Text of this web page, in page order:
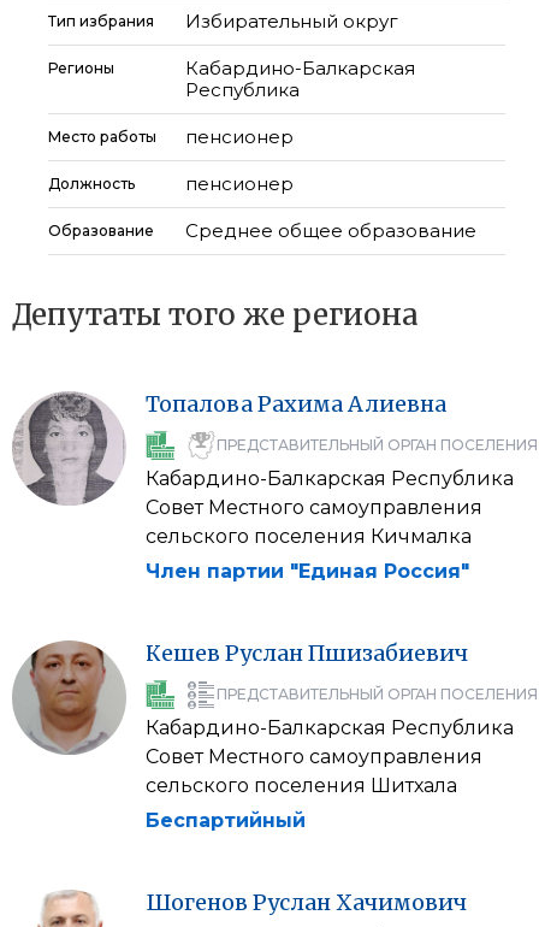
Тип избрания Избирательный округ
Регионы
Кабардино-Балкарская
Республика
Место работы пенсионер
Должность пенсионер
Образование Среднее общее образование
Депутаты того же региона
ТопаловаРахимаАлиевна
ПРЕДСТАВИТЕЛЬНЫЙ ОРГАН ПОСЕЛЕНИЯ
Кабардино-Балкарская Республика
Совет Местного самоуправления
сельского поселения Кичмалка
Член партии "Единая Россия"
Кешев РусланПшизабиевич
ПРЕДСТАВИТЕЛЬНЫЙ ОРГАН ПОСЕЛЕНИЯ
Кабардино-Балкарская Республика
Совет Местного самоуправления
сельского поселения Шитхала
Беспартийный
Шогенов РусланХачимович